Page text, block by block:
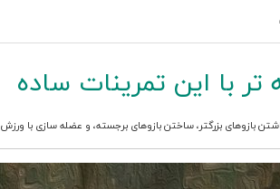
با این تمرینات ساده
بازوهای بزرگتر ، ساختن بازوهای برجسته، و عضله سازی با ورزش